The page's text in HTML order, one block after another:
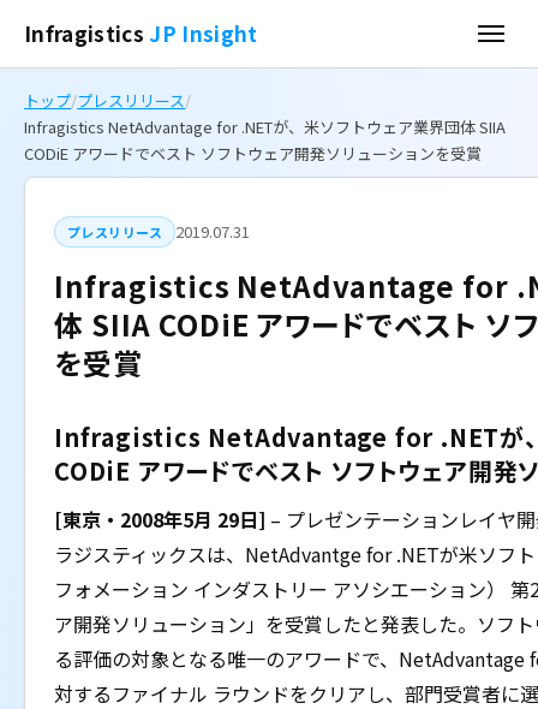
Infragistics JP Insight
トップ/プレスリリース/
Infragistics NetAdvantage for .NETが、米ソフトウェア業界団体 SIIA
CODiE アワードでベスト ソフトウェア開発ソリューションを受賞
プレスリリース 2019.07.31
Infragistics NetAdvantage for
体 SIIA CODiE アワードでベスト ソ
を受賞
Infragistics NetAdvantage for .NETが、
CODiE アワードでベスト ソフトウェア開発
[東京・2008年5月 29日] – プレゼンテーションレイヤ
ラジスティックスは、NetAdvantge for .NETが米ソフ
フォメーション インダストリー アソシエーション）
ア開発ソリューション」を受賞したと発表した。ソフ
る評価の対象となる唯一のアワードで、
対するファイナル ラウンドをクリアし、部門受賞者に